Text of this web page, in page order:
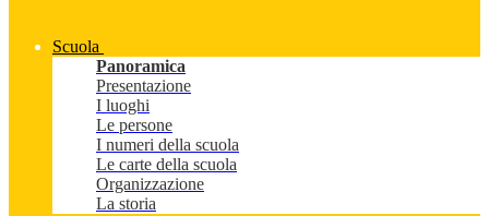
Scuola
Panoramica
Presentazione
I luoghi
Le persone
I numeri della scuola
Le carte della scuola
Organizzazione
La storia